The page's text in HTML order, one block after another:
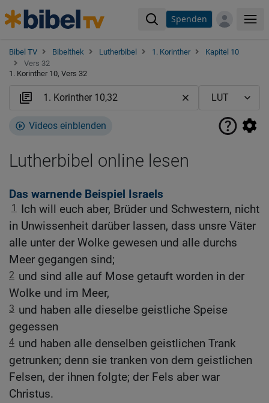
Spenden
Bibel TV Bibelthek Lutherbibel 1. Korinther
Kapitel 10
Vers 32
1. Korinther 10, Vers 32
Videos einblenden
Lutherbibel online lesen
Das warnende Beispiel Israels
1
Ich will euch aber, Brüder und Schwestern, nicht
in Unwissenheit darüber lassen, dass unsre Väter
alle unter der Wolke gewesen und alle durchs
Meer gegangen sind;
2 und sind alle auf Mose getauft worden in der
Wolke und im Meer,
3 und haben alle dieselbe geistliche Speise
gegessen
4 und haben alle denselben geistlichen Trank
getrunken; denn sie tranken von dem geistlichen
Felsen, der ihnen folgte; der Fels aber war
Christus.